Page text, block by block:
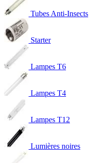
Tubes Anti-Insects
Starter
Lampes T6
Lampes T4
Lampes T12
Lumières noires